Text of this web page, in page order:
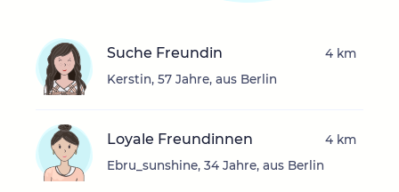
Suche Freundin
Kerstin, 57 Jahre, aus Berlin
4 km
Loyale Freundinnen
Ebru_sunshine, 34 Jahre, aus Berlin
4 km